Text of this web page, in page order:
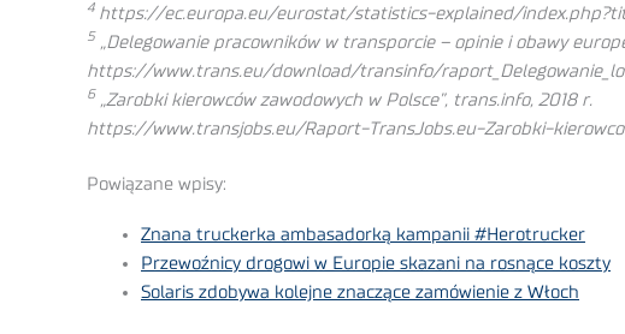
4https://ec.europa.eu/eurostat/statistics-explained/
5 „Delegowanie pracowników w transporcie – opinie i obawy
https://www.trans.eu/download/transinfo/
6 „Zarobki kierowców zawodowych w Polsce”, trans.info, 2018 r.
https://www.transjobs.eu/Raport-TransJobs.eu-Zarobki-
Powiązane wpisy:
Znana truckerka ambasadorką kampanii #Herotrucker
Przewoźnicy drogowi w Europie skazani na rosnące koszty
Solaris zdobywa kolejne znaczące zamówienie z Włoch